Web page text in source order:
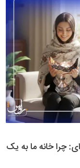
چرا خانه ما به یک